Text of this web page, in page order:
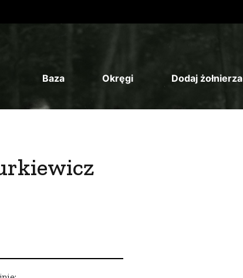
Baza Okręgi Dodaj żołnierza